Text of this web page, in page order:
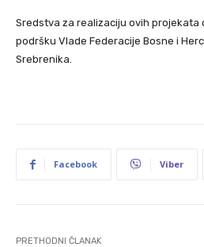
Sredstva za realizaciju ovih projekata
podršku Vlade Federacije Bosne i
Srebrenika.
Facebook Viber
PRETHODNI ČLANAK